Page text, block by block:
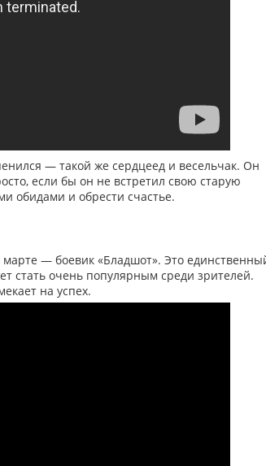
— такой же сердцеед и весельчак. Он
если бы он не встретил свою старую
обидами и обрести счастье.
— боевик «Бладшот». Это
стать очень популярным среди зрителей.
на успех.